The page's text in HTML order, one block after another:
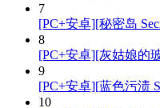
7
[PC+安卓][秘密岛
8
[PC+安卓][灰姑娘的
9
[PC+安卓][蓝色污渍
10